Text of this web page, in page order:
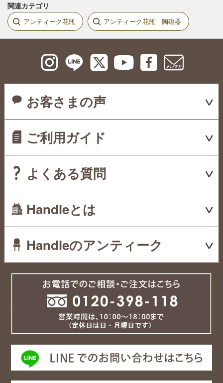
関連カテゴリ
アンティーク花瓶 アンティーク花瓶 陶磁器
お客さまの声
ご利用ガイド
よくある質問
Handleとは
Handleのアンティーク